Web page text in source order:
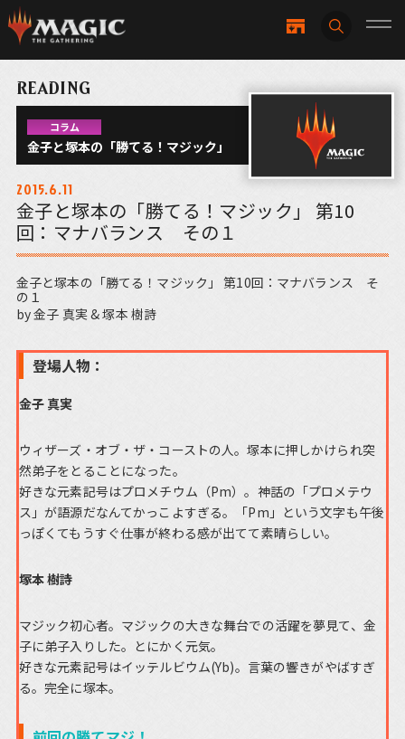
READING
コラム
金子と塚本の「勝てる！マジック」
2015.6.11
金子と塚本の「勝てる！マジック」 第10
回：マナバランス その１
金子と塚本の「勝てる！マジック」 第10回：マナバランス そ
の１
by 金子 真実 & 塚本 樹詩
登場人物：
金子 真実
ウィザーズ・オブ・ザ・コーストの人。塚本に押しかけられ突
然弟子をとることになった。
好きな元素記号はプロメチウム（Pm）。神話の「プロメテウ
ス」が語源だなんてかっこよすぎる。「Pm」という文字も午後
っぽくてもうすぐ仕事が終わる感が出てて素晴らしい。
塚本 樹詩
マジック初心者。マジックの大きな舞台での活躍を夢見て、金
子に弟子入りした。とにかく元気。
好きな元素記号はイッテルビウム(Yb)。言葉の響きがやばすぎ
る。完全に塚本。